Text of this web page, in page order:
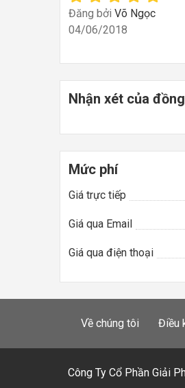
Đăng bởi Võ Ngọc
04/06/2018
Nhận xét của
Mức phí
Giá trực tiếp
Giá qua Email
Giá qua điện thoại
Về chúng tôi Điều
Công Ty Cổ Phần Giải